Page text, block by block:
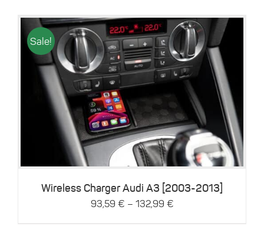
werden
Sale!
Dieses
Produkt
weist
mehrere
Varianten
auf.
Die
können
auf
der
Details
Wireless Charger Audi A3 [2003-2013]
93,59 € – 132,99 €